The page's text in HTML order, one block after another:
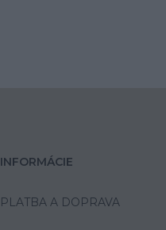
INFORMÁCIE
PLATBA A DOPRAVA